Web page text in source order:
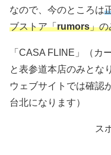
なので、今のところは
ブストア「rumors」の
「CASA FLINE」（カ
と表参道本店のみとな
ウェブサイトでは確認
台北になります）
ス